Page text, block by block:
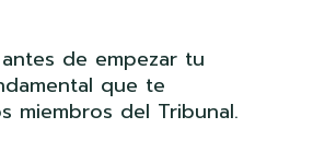
de empezar tu
que te
miembros del Tribunal.